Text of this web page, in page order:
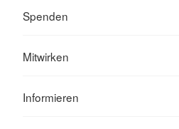
Spenden
Mitwirken
Informieren